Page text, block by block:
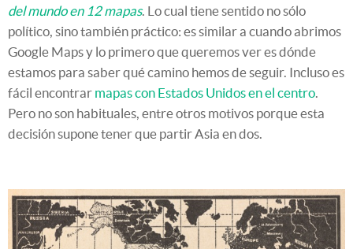
del mundo en 12 mapas. Lo cual tiene sentido no sólo
político, sino también práctico: es similar a cuando abrimos
Google Maps y lo primero que queremos ver es dónde
estamos para saber qué camino hemos de seguir. Incluso es
fácil encontrar mapas con Estados Unidos en el centro.
Pero no son habituales, entre otros motivos porque esta
decisión supone tener que partir Asia en dos.